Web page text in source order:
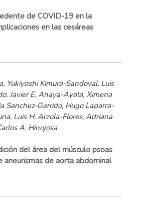
de COVID-19 en la
en las cesáreas
Yukiyoshi Kimura-Sandoval, Luis
Javier E. Anaya-Ayala, Ximena
Sanchez-Garrido, Hugo Laparra-
Luis H. Arzola-Flores, Adriana
A. Hinojosa
del área del músculo psoas
aneurismas de aorta abdominal